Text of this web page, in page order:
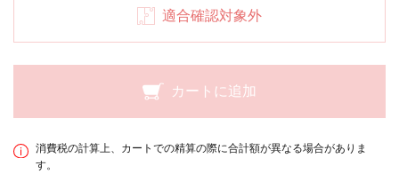
適合確認対象外
カートに追加
消費税の計算上、カートでの精算の際に合計額が異なる場合がありま
す。